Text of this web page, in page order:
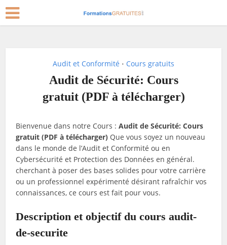
Audit et Conformité • Cours gratuits
Audit de Sécurité: Cours
gratuit (PDF à télécharger)
Bienvenue dans notre Cours :Audit de Sécurité: Cours
gratuit (PDF à télécharger) Que vous soyez un nouveau
dans le monde de l’Audit et Conformité ou en
Cybersécurité et Protection des Données en général.
cherchant à poser des bases solides pour votre carrière
ou un professionnel expérimenté désirant rafraîchir vos
connaissances, ce cours est fait pour vous.
Description et objectif du cours audit-
de-securite